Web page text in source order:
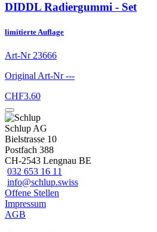
DIDDL Radiergummi - Set
limitierte Auflage
Art-Nr 23666
Original Art-Nr---
CHF3.60
Schlup AG
Bielstrasse 10
Postfach 388
CH-2543 Lengnau BE
032 653 16 11
info@schlup.swiss
Offene Stellen
Impressum
AGB